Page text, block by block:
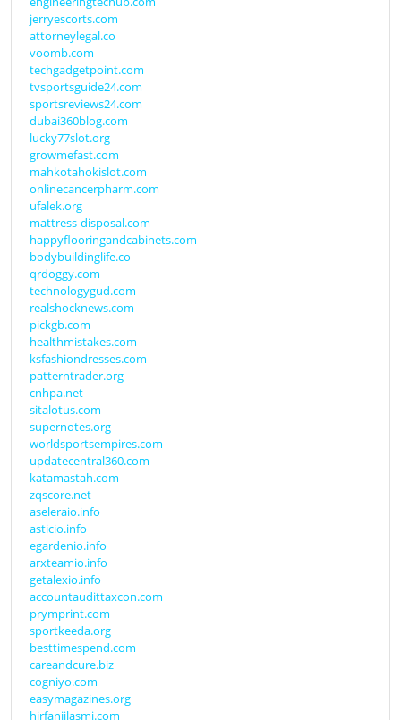
jerryescorts.com
attorneylegal.co
voomb.com
techgadgetpoint.com
tvsportsguide24.com
sportsreviews24.com
dubai360blog.com
lucky77slot.org
growmefast.com
mahkotahokislot.com
onlinecancerpharm.com
ufalek.org
mattress-disposal.com
happyflooringandcabinets.com
bodybuildinglife.co
qrdoggy.com
technologygud.com
realshocknews.com
pickgb.com
healthmistakes.com
ksfashiondresses.com
patterntrader.org
cnhpa.net
sitalotus.com
supernotes.org
worldsportsempires.com
updatecentral360.com
katamastah.com
zqscore.net
aseleraio.info
asticio.info
egardenio.info
arxteamio.info
getalexio.info
accountaudittaxcon.com
prymprint.com
sportkeeda.org
besttimespend.com
careandcure.biz
cogniyo.com
easymagazines.org
hirfanjilasmi.com